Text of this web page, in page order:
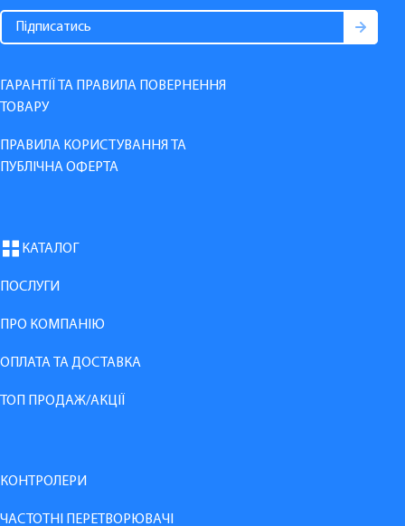
ГАРАНТІЇ ТА ПРАВИЛА ПОВЕРНЕННЯ
ТОВАРУ
ПРАВИЛА КОРИСТУВАННЯ ТА
ПУБЛІЧНА ОФЕРТА
КАТАЛОГ
ПОСЛУГИ
ПРО КОМПАНІЮ
ОПЛАТА ТА ДОСТАВКА
ТОП ПРОДАЖ/АКЦІЇ
КОНТРОЛЕРИ
ЧАСТОТНІ ПЕРЕТВОРЮВАЧІ